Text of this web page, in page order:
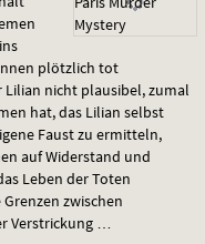
plötzlich tot
nicht plausibel, zumal
hat, das Lilian selbst
Faust zu ermitteln,
auf Widerstand und
Leben der Toten
zwischen
Verstrickung …